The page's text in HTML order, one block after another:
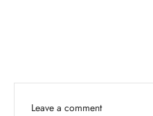
Leave a comment